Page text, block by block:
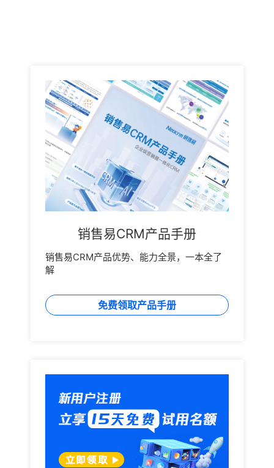
生活和工作更轻松”是库卡120多年从未改变的使命。作
为一家为全球客户提供自动化解决方案的企业，库卡在
汽车、电子、一般工业、消费品、电子商务、零售、物
流和医疗保健等各个行业向客户提供一整套解决方案：
从工业机器人本体及应用单元到完全自动化的系统。面
对如此发展契机，作为全球卓越的基于机器人自动化的
智能化解决方案提供商，库卡意识到数字化将成为业务
规模化增长的关键所在。在选择数字化系统上，库卡非
常重视系统的BI能力，希望每一个业务实体都能通过数
据展现出来，以此来帮助管理者更好的决策;另外系统的
对多家软件厂商的考察与调研，及多维度产品测试之
后，库卡最终选择销售易来完成业务的数字化变革。此
次合作，企业级新型CRM开创者销售易将通过专业的产
品与行业经验，帮助库卡实现以下提升：（1）通过销
完整业务状况通过丰富的可视化图形和最佳用例进行全
面展现，实时了解销售进程，满足业务部门的数据管理
为后续的开发与其他系统对接提供便利;（3）销售易简
的利用率，让CRM真正成为推动业务发展的好用工具，
为业务人员以及各类管理人员进行赋能。未来，随着
5G和工业互联网的大规模使用，工业机器人的发展将
会往更加数字化的方向迈进，大量数据化的应用也会变
成整个工业互联网的重要组成部分。作为世界领先的自
销售易CRM产品手册
销售易CRM产品优势、能力全景，一本全了
解
免费领取产品手册